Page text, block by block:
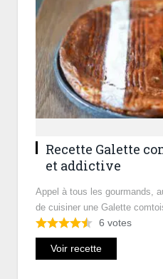
Recette Galette
et addictive
Appel à tous les gourmands,
de cuisiner une Galette
6 votes
Voir recette